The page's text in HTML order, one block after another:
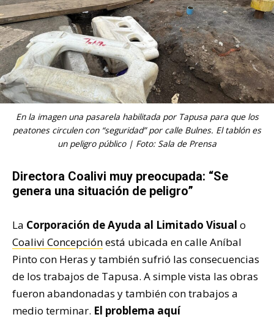
En la imagen una pasarela habilitada por Tapusa para que los
peatones circulen con “seguridad” por calle Bulnes. El tablón es
un peligro público | Foto: Sala de Prensa
Directora Coalivi muy preocupada: “Se
genera una situación de peligro”
La Corporación de Ayuda al Limitado Visual o
Coalivi Concepciónestá ubicada en calle Aníbal
Pinto con Heras y también sufrió las consecuencias
de los trabajos de Tapusa. A simple vista las obras
fueron abandonadas y también con trabajos a
medio terminar. El problema aquí